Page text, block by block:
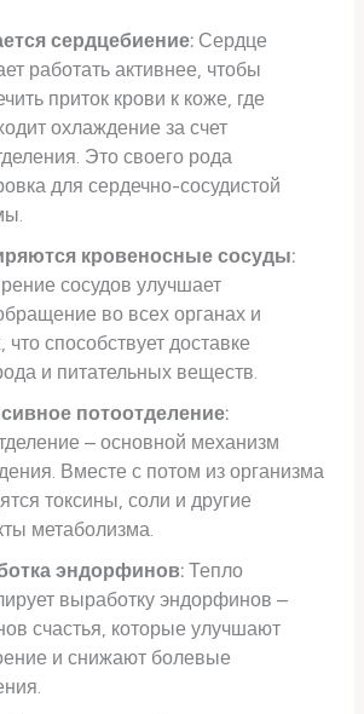
сердцебиение:Сердце
работать активнее, чтобы
приток крови к коже, где
охлаждение за счет
Это своего рода
для сердечно-сосудистой
кровеносные сосуды:
сосудов улучшает
во всех органах и
что способствует доставке
и питательных веществ.
потоотделение:
– основной механизм
Вместе с потом из организма
токсины, соли и другие
метаболизма.
эндорфинов:Тепло
выработку эндорфинов –
счастья, которые улучшают
и снижают болевые